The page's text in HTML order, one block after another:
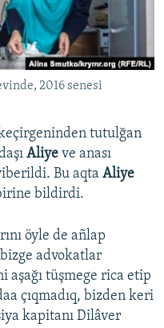
2016 senesi
tutulğan
Aliye ve anası
Bu aqta Aliye
bildirdi.
öyle de añlap
advokatlar
aşağı tüşmege rica etip
çıqmadıq, bizden keri
kapitanı Dilâver